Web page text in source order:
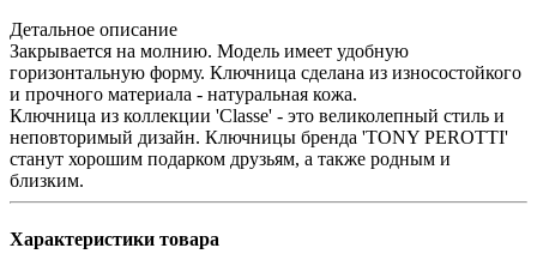
Детальное описание
Закрывается на молнию. Модель имеет удобную
горизонтальную форму. Ключница сделана из износостойкого
и прочного материала - натуральная кожа.
Ключница из коллекции 'Classe' - это великолепный стиль и
неповторимый дизайн. Ключницы бренда 'TONY PEROTTI'
станут хорошим подарком друзьям, а также родным и
близким.
Характеристики товара